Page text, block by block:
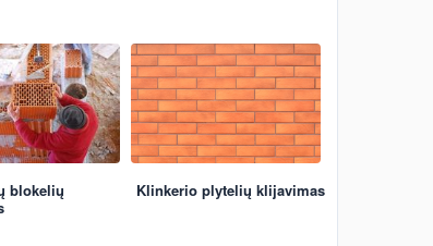
blokelių
Klinkerio plytelių klijavimas